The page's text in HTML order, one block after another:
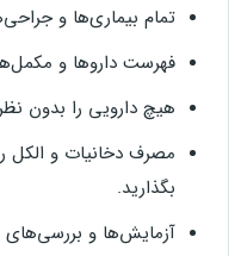
تمام بیماری‌ها و
فهرست داروها و
هیچ دارویی را بدون
مصرف دخانیات و الکل
بگذارید.
آزمایش‌ها و بررسی‌های